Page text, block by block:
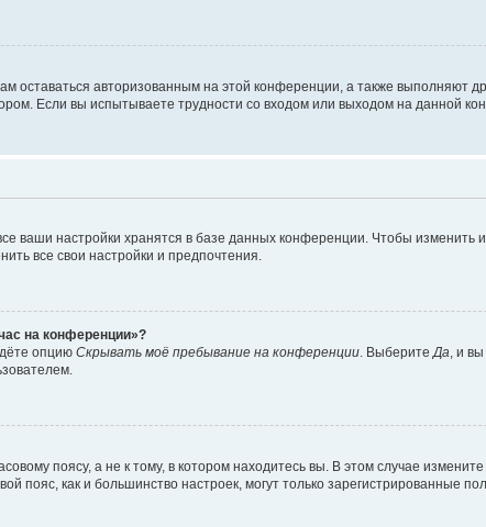
оставаться авторизованным на этой конференции, а также выполняют
Если вы испытываете трудности со входом или выходом на данной
ваши настройки хранятся в базе данных конференции. Чтобы изменить
все свои настройки и предпочтения.
на конференции»?
опцию Скрывать моё пребывание на конференции . Выберите Да , и
поясу, а не к тому, в котором находитесь вы. В этом случае
пояс, как и большинство настроек, могут только зарегистрированные